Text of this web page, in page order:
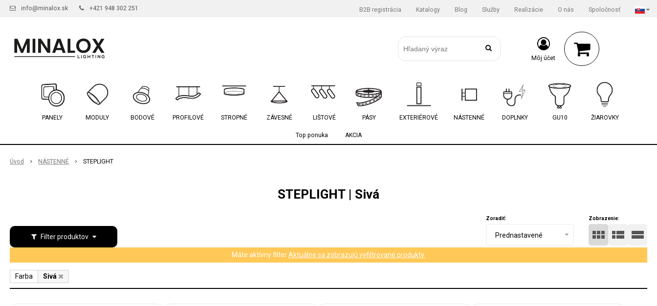
info@minalox.sk +421 948 302 251 B2B registrácia Katalogy Blog Služby Realizácie O nás Spoločnosť
Môj účet
PANELY MODULY BODOVÉ PROFILOVÉ STROPNÉ ZÁVESNÉ LIŠTOVÉ PÁSY EXTERIÉROVÉ NÁSTENNÉ DOPLNKY GU10 ŽIAROVKY
Top ponuka AKCIA
Úvod NÁSTENNÉ STEPLIGHT
STEPLIGHT | Sivá
Filter produktov
Zobrazenie:
Zoradiť:
Prednastavené
Máte aktívny filterAktuálne sa zobrazujú vyfiltrované produkty.
Farba Sivá